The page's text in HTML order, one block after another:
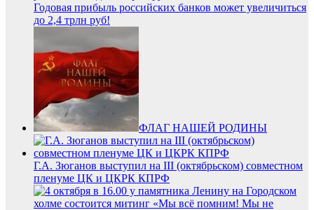
Годовая прибыль российских банков может увеличиться
до 2,4 трлн руб!
ФЛАГ НАШЕЙ РОДИНЫ
Г.А. Зюганов выступил на III (октябрьском) совместном
пленуме ЦК и ЦКРК КПРФ